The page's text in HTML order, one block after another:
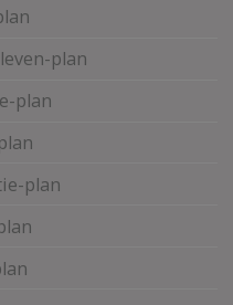
plan
plan
plan